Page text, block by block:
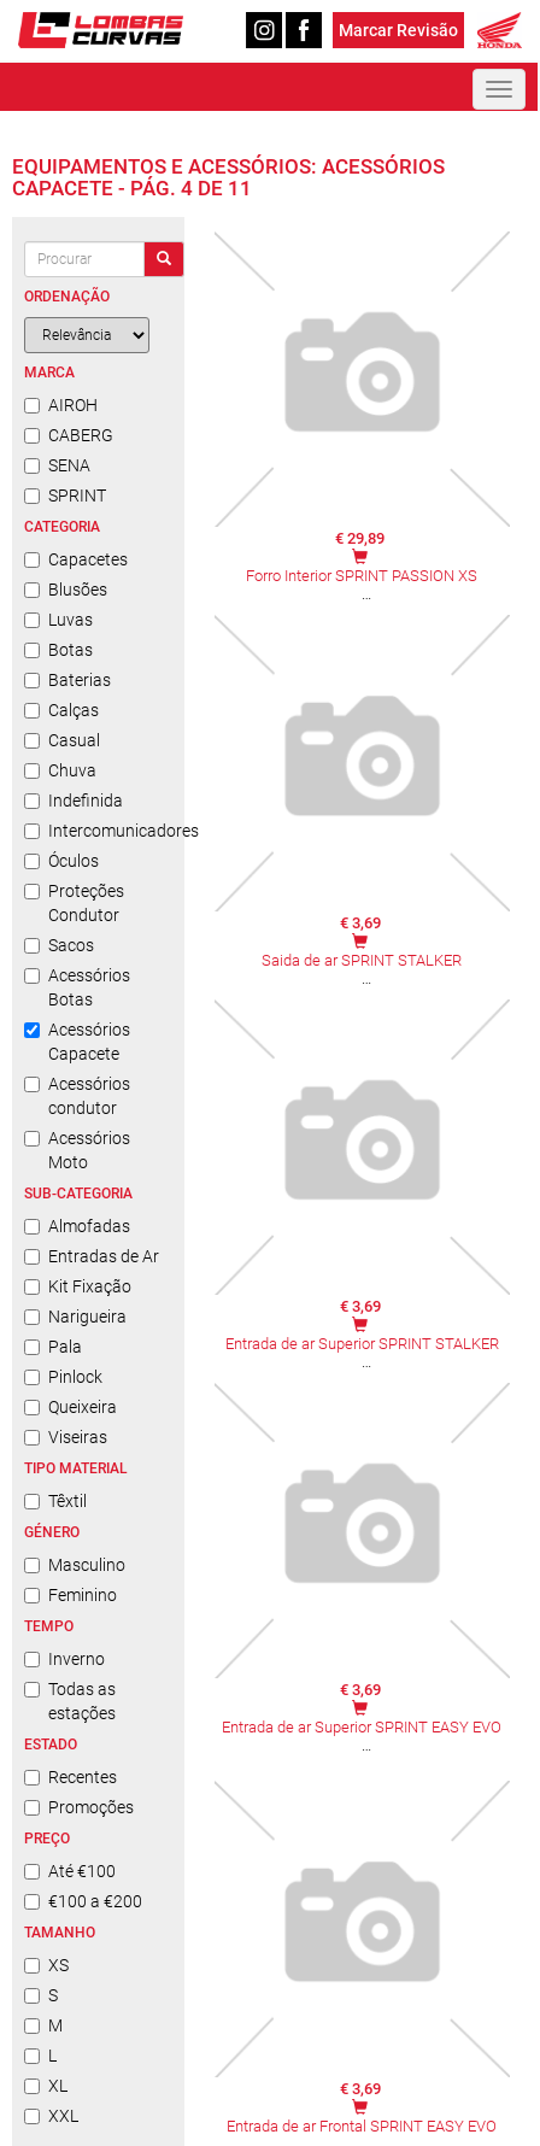
Marcar Revisão
EQUIPAMENTOS E ACESSÓRIOS: ACESSÓRIOS
CAPACETE - PÁG. 4 DE 11
ORDENAÇÃO
MARCA
AIROH
CABERG
SENA
SPRINT
CATEGORIA
Capacetes
Blusões
Luvas
Botas
Baterias
Calças
Casual
Chuva
Indefinida
Intercomunicadores
Óculos
Proteções
Condutor
Sacos
Acessórios
Botas
Acessórios
Capacete
Acessórios
condutor
Acessórios
Moto
SUB-CATEGORIA
Almofadas
Entradas de Ar
Kit Fixação
Narigueira
Pala
Pinlock
Queixeira
Viseiras
TIPO MATERIAL
Têxtil
GÉNERO
Masculino
Feminino
TEMPO
Inverno
Todas as
estações
ESTADO
Recentes
Promoções
PREÇO
Até €100
€100 a €200
TAMANHO
XS
S
M
L
XL
XXL
€ 29,89
Forro Interior SPRINT PASSION XS
€ 3,69
Saida de ar SPRINT STALKER
€ 3,69
Entrada de ar Superior SPRINT STALKER
€ 3,69
Entrada de ar Superior SPRINT EASY EVO
€ 3,69
Entrada de ar Frontal SPRINT EASY EVO